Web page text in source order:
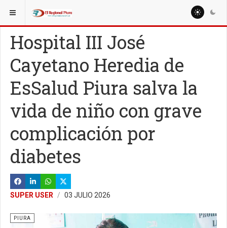
ESTÁ AQUÍ: REGIÓN PIURA
Hospital III José
Cayetano Heredia de
EsSalud Piura salva la
vida de niño con grave
complicación por
diabetes
SUPER USER 03 JULIO 2026
PIURA